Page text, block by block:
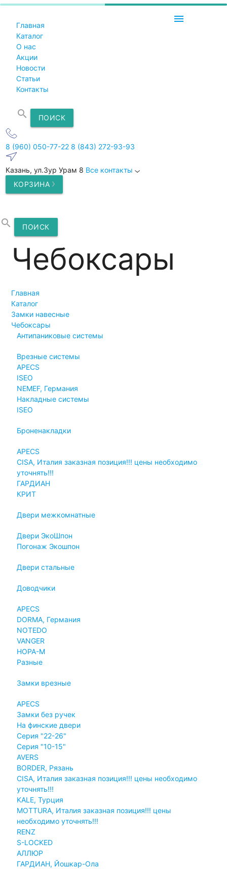
menu
Главная
Каталог
О нас
Акции
Новости
Статьи
Контакты
search ПОИСК
8 (960) 050-77-22 8 (843) 272-93-93
Казань, ул.Зур Урам 8 Все контакты
КОРЗИНА
search ПОИСК
Чебоксары
Главная
Каталог
Замки навесные
Чебоксары
Антипаниковые системы
Врезные системы
APECS
ISEO
NEMEF, Германия
Накладные системы
ISEO
Броненакладки
APECS
CISA, Италия заказная позиция!!! цены необходимо
уточнять!!!
ГАРДИАН
КРИТ
Двери межкомнатные
Двери ЭкоШпон
Погонаж Экошпон
Двери стальные
Доводчики
APECS
DORMA, Германия
NOTEDO
VANGER
НОРА-М
Разные
Замки врезные
APECS
Замки без ручек
На финские двери
Серия "22-26"
Серия "10-15"
AVERS
BORDER, Рязань
CISA, Италия заказная позиция!!! цены необходимо
уточнять!!!
KALE, Турция
MOTTURA, Италия заказная позиция!!! цены
необходимо уточнять!!!
RENZ
S-LOCKED
АЛЛЮР
ГАРДИАН, Йошкар-Ола